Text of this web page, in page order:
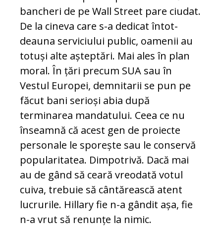
bancheri de pe Wall Street pare ciudat.
De la cineva care s-a dedicat în­tot­
deauna serviciului public, oamenii au
to­tuși alte așteptări. Mai ales în plan
moral. În țări precum SUA sau în
Vestul Europei, demnitarii se pun pe
făcut bani serioși abia după
terminarea mandatului. Ceea ce nu
înseamnă că acest gen de proiecte
per­so­nale le sporește sau le conservă
po­pu­la­ri­tatea. Dimpotrivă. Dacă mai
au de gând să ceară vreodată votul
cuiva, trebuie să cântărească atent
lucrurile. Hillary fie n-a gândit așa, fie
n-a vrut să renunțe la nimic.